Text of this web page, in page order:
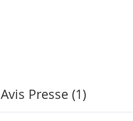
Avis Presse (1)